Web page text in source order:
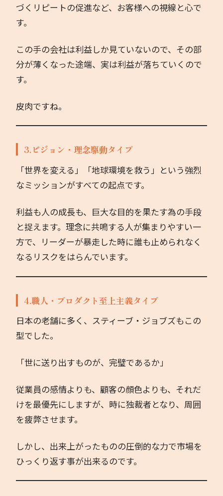
づくリピートの促進など、お客様への視線と心で
す。
この手の会社は利益しか見ていないので、その部
分が薄くなった途端、実は利益が落ちていくので
す。
皮肉ですね。
3.ビジョン・理念駆動タイプ
「世界を変える」「地球環境を救う」という強烈
なミッションがすべての起点です。
利益も人の成長も、巨大な目的を果たす為の手段
と捉えます。理念に共鳴する人が集まりやすい一
方で、リーダーが暴走した時に誰も止められなく
なるリスクをはらんでいます。
4.職人・プロダクト至上主義タイプ
日本の老舗に多く、スティーブ・ジョブズもこの
型でした。
「世に送り出すものが、完璧であるか」
従業員の感情よりも、顧客の顔色よりも、それだ
けを最優先にしますが、時に独裁者となり、周囲
を疲弊させます。
しかし、出来上がったものの圧倒的な力で市場を
ひっくり返す事が出来るのです。